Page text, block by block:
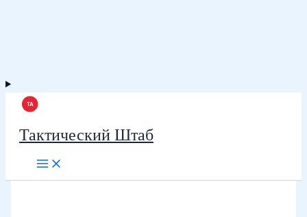
Тактический Штаб